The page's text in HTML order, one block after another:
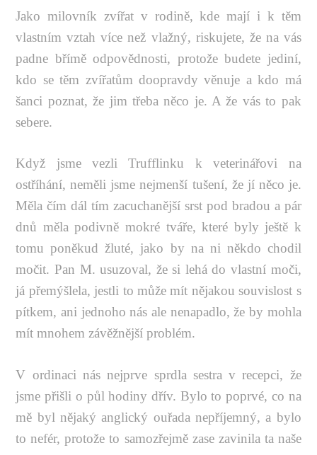
Jako milovník zvířat v rodině, kde mají i k těm
vlastním vztah více než vlažný, riskujete, že na vás
padne břímě odpovědnosti, protože budete jediní,
kdo se těm zvířatům doopravdy věnuje a kdo má
šanci poznat, že jim třeba něco je. A že vás to pak
sebere.
Když jsme vezli Trufflinku k veterinářovi na
ostříhání, neměli jsme nejmenší tušení, že jí něco je.
Měla čím dál tím zacuchanější srst pod bradou a pár
dnů měla podivně mokré tváře, které byly ještě k
tomu poněkud žluté, jako by na ni někdo chodil
močit. Pan M. usuzoval, že si lehá do vlastní moči,
já přemýšlela, jestli to může mít nějakou souvislost s
pítkem, ani jednoho nás ale nenapadlo, že by mohla
mít mnohem závěžnější problém.
V ordinaci nás nejprve sprdla sestra v recepci, že
jsme přišli o půl hodiny dřív. Bylo to poprvé, co na
mě byl nějaký anglický ouřada nepříjemný, a bylo
to nefér, protože to samozřejmě zase zavinila ta naše